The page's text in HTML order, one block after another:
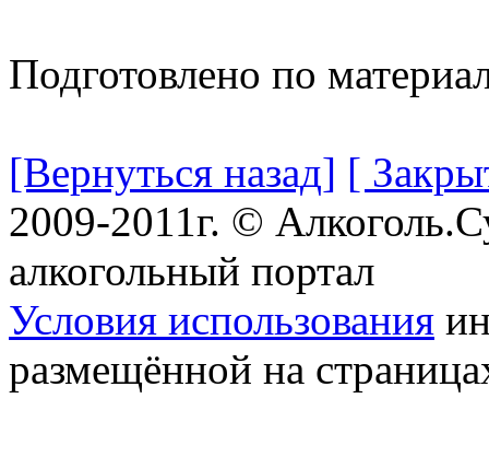
Подготовлено по
[Вернуться назад] [
2009-2011г. ©
алкогольный портал
Условия использования
размещённой на